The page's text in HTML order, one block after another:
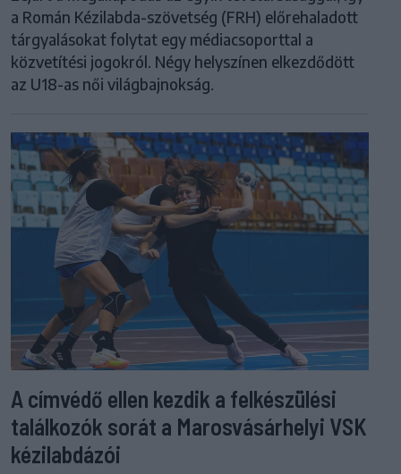
a Román Kézilabda-szövetség (FRH) előrehaladott
tárgyalásokat folytat egy médiacsoporttal a
közvetítési jogokról. Négy helyszínen elkezdődött
az U18-as női világbajnokság.
A címvédő ellen kezdik a felkészülési
találkozók sorát a Marosvásárhelyi VSK
kézilabdázói